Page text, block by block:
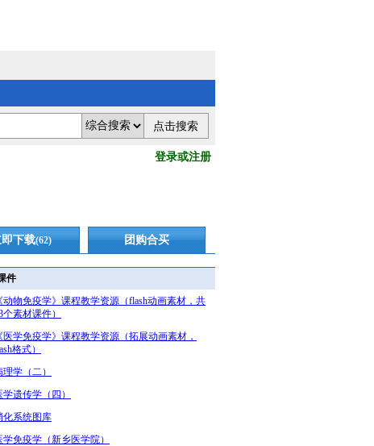
登录或注册
下载(62) 团购合买
件
《动物免疫学》课程教学资源（flash动画素材，共
个素材课件）
《医学免疫学》课程教学资源（拓展动画素材，
格式）
理学（二）
学遗传学（四）
化系统图库
学免疫学（新乡医学院）